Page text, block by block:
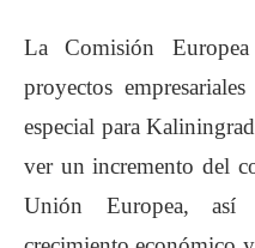
La Comisión
proyectos
especial para
ver un incremento del
Unión Europea,